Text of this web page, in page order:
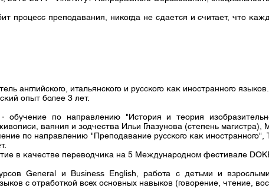
процесс преподавания, никогда не сдается и считает, что
английского, итальянского и русского как иностранного языков.
опыт более 3 лет.
обучение по направлению "История и теория
ваяния и зодчества Ильи Глазунова (степень магистра),
по направлению "Преподавание русского как иностранного",
в качестве переводчика на 5 Международном фестивале
General и Business English, работа с детьми и
с отработкой всех основных навыков (говорение, чтение,